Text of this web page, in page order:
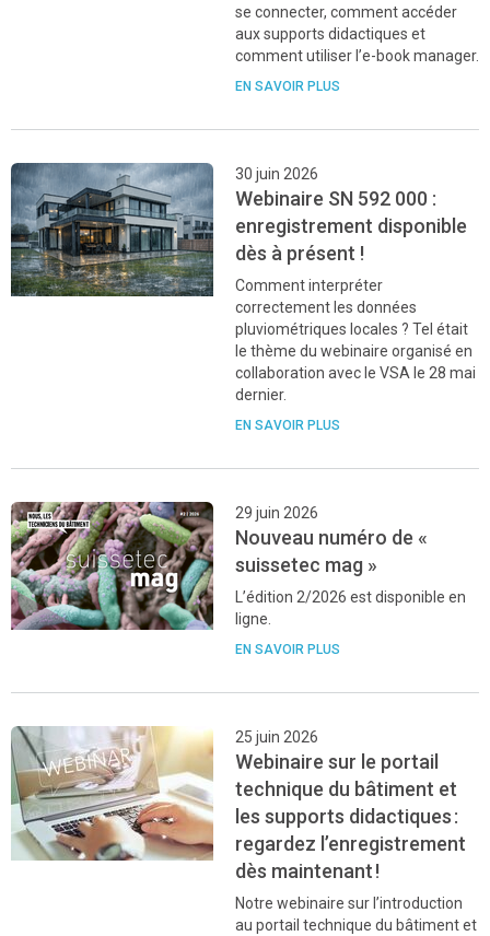
se connecter, comment accéder
aux supports didactiques et
comment utiliser l’e-book manager.
EN SAVOIR PLUS
30 juin 2026
Webinaire SN 592 000 :
enregistrement disponible
dès à présent !
Comment interpréter
correctement les données
pluviométriques locales ? Tel était
le thème du webinaire organisé en
collaboration avec le VSA le 28 mai
dernier.
EN SAVOIR PLUS
29 juin 2026
Nouveau numéro de «
suissetec mag »
L’édition 2/2026 est disponible en
ligne.
EN SAVOIR PLUS
25 juin 2026
Webinaire sur le portail
technique du bâtiment et
les supports didactiques :
regardez l’enregistrement
dès maintenant !
Notre webinaire sur l ’introduction
au portail technique du bâtiment et